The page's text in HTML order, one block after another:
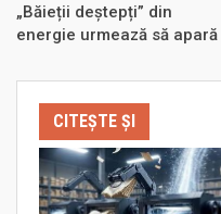
„Băieții deștepți” din
energie urmează să apară
CITEȘTE ȘI